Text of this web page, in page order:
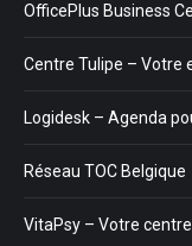
OfficePlus Business
Centre Tulipe – Votre
Logidesk – Agenda
Réseau TOC Belgique
VitaPsy – Votre